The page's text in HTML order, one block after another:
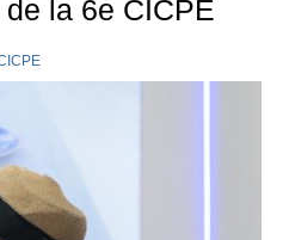
la 6e CICPE